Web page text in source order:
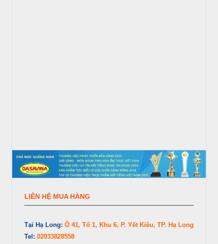
LIÊN HỆ MUA HÀNG
Tại Hạ Long: Ô 41, Tổ 1, Khu 6, P. Yết Kiêu, TP. Hạ Long
Tel: 02033828558